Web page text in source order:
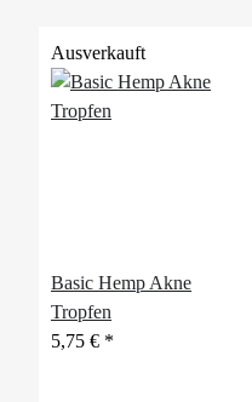
Ausverkauft
Basic Hemp Akne
Tropfen
5,75 € *